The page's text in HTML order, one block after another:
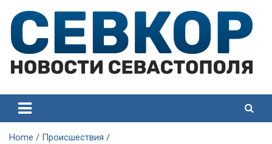
content
Севастополя
Севастополя
Home
Происшествия